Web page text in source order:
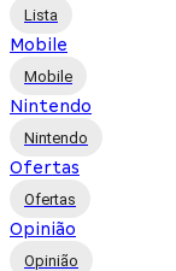
Lista
Mobile
Mobile
Nintendo
Nintendo
Ofertas
Ofertas
Opinião
Opinião